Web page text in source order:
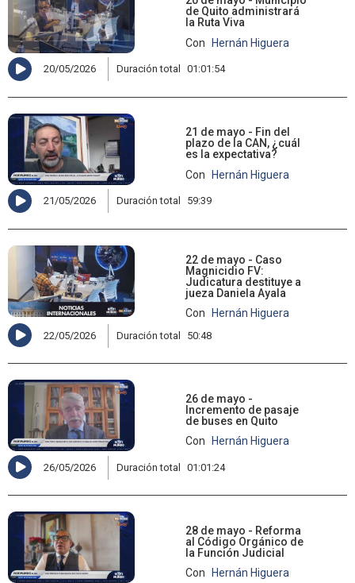
de Quito administrará
la Ruta Viva
Con Hernán Higuera
20/05/2026 Duración total 01:01:54
21 de mayo - Fin del
plazo de la CAN, ¿cuál
es la expectativa?
Con Hernán Higuera
21/05/2026 Duración total 59:39
22 de mayo - Caso
Magnicidio FV:
Judicatura destituye a
jueza Daniela Ayala
Con
Hernán Higuera
22/05/2026 Duración total 50:48
26 de mayo -
Incremento de pasaje
de buses en Quito
Con
Hernán Higuera
26/05/2026 Duración total 01:01:24
28 de mayo - Reforma
al Código Orgánico de
la Función Judicial
Con
Hernán Higuera